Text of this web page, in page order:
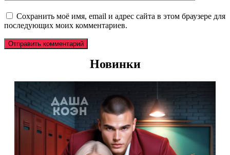
Сохранить моё имя, email и адрес сайта в этом браузере для
последующих моих комментариев.
Новинки